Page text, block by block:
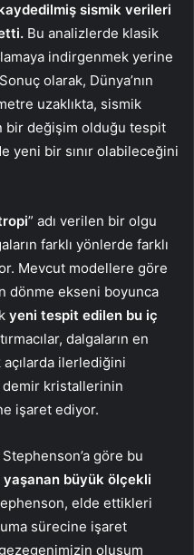
sismik verileri
Bu analizlerde klasik
indirgenmek yerine
olarak, Dünya’nın
uzaklıkta, sismik
bir değişim olduğu tespit
yeni bir sınır olabileceğini
” adı verilen bir olgu
farklı yönlerde farklı
Mevcut modellere göre
dönme ekseni boyunca
yeni tespit edilen bu iç
dalgaların en
ilerlediğini
kristallerinin
işaret ediyor.
göre bu
yaşanan büyük ölçekli
elde ettikleri
sürecine işaret
oluşum